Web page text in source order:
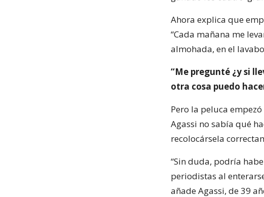
Ahora explica que
“Cada mañana me
almohada, en el
“Me pregunté ¿y si
otra cosa puedo
Pero la peluca
Agassi no sabía qué
recolocársela
“Sin duda, podría
periodistas al
añade Agassi, de 39